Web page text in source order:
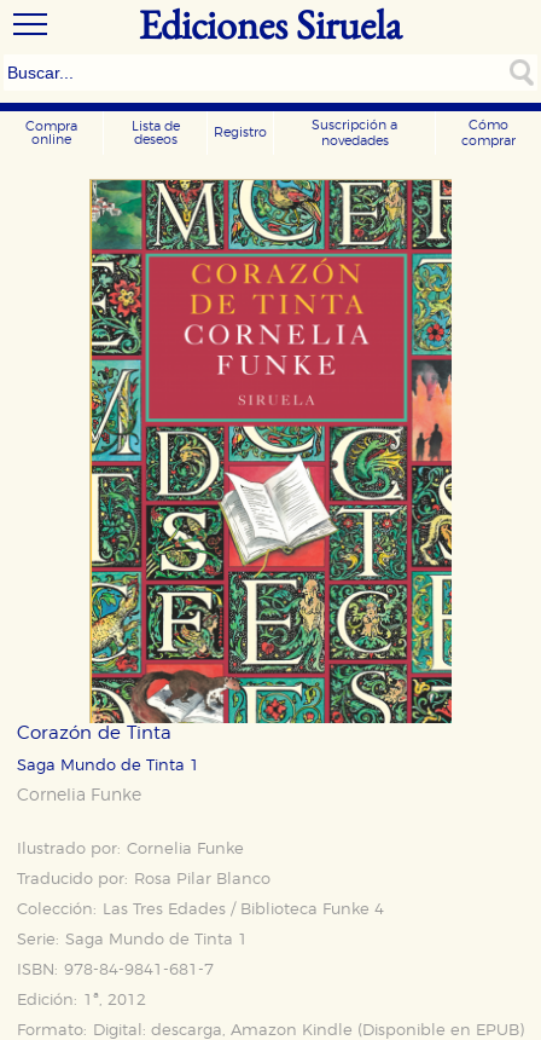
Ediciones Siruela
Compra
online
Lista de
deseos
Registro
Suscripción a
novedades
Cómo
comprar
Corazón de Tinta
Saga Mundo de Tinta 1
Cornelia Funke
Ilustrado por: Cornelia Funke
Traducido por:
Rosa Pilar Blanco
Colección:
Las Tres Edades / Biblioteca Funke 4
Serie: Saga Mundo de Tinta 1
ISBN: 978-84-9841-681-7
Edición: 1ª, 2012
Formato:
Digital: descarga, Amazon Kindle (Disponible en EPUB)